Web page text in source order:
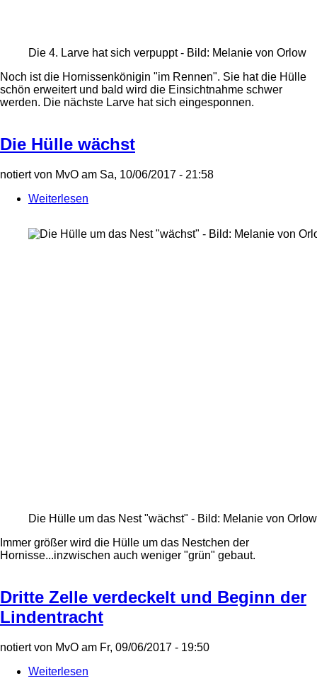
Die 4. Larve hat sich verpuppt - Bild: Melanie von Orlow
Noch ist die Hornissenkönigin "im Rennen". Sie hat die Hülle
schön erweitert und bald wird die Einsichtnahme schwer
werden. Die nächste Larve hat sich eingesponnen.
Die Hülle wächst
notiert von MvO am Sa, 10/06/2017 - 21:58
Weiterlesen
wächst
Die Hülle um das Nest "wächst" - Bild: Melanie von Orlow
Immer größer wird die Hülle um das Nestchen der
Hornisse...inzwischen auch weniger "grün" gebaut.
Dritte Zelle verdeckelt und Beginn der
Lindentracht
notiert von MvO am Fr, 09/06/2017 - 19:50
Weiterlesen